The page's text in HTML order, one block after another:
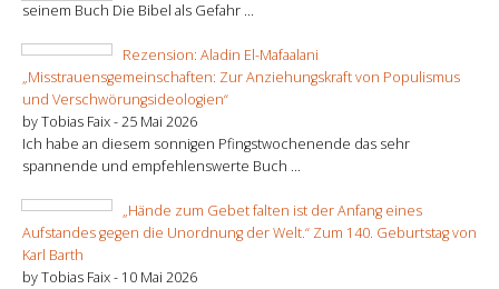
seinem Buch Die Bibel als Gefahr ...
Rezension: Aladin El-Mafaalani
„Misstrauensgemeinschaften: Zur Anziehungskraft von Populismus
und Verschwörungsideologien“
by Tobias Faix -25 Mai 2026
Ich habe an diesem sonnigen Pfingstwochenende das sehr
spannende und empfehlenswerte Buch ...
„Hände zum Gebet falten ist der Anfang eines
Aufstandes gegen die Unordnung der Welt.“ Zum 140. Geburtstag von
Karl Barth
by Tobias Faix - 10 Mai 2026